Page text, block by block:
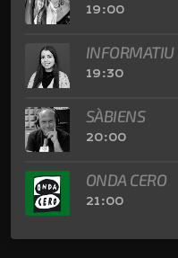
19:00
INFORMATIU
19:30
SÀBIENS
20:00
ONDA CERO
21:00